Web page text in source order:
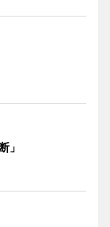
」